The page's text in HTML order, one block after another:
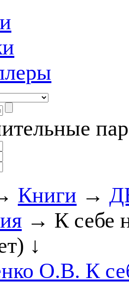
Книги →
→ К себе
↓